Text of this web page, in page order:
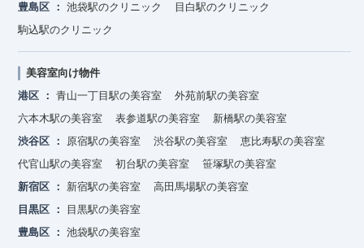
豊島区
池袋駅のクリニック
目白駅のクリニック
駒込駅のクリニック
美容室向け物件
港区
青山一丁目駅の美容室
外苑前駅の美容室
六本木駅の美容室
表参道駅の美容室
新橋駅の美容室
渋谷区
原宿駅の美容室 渋谷駅の美容室
恵比寿駅の美容室
代官山駅の美容室
初台駅の美容室
笹塚駅の美容室
新宿区
新宿駅の美容室
高田馬場駅の美容室
目黒区
目黒駅の美容室
豊島区
池袋駅の美容室